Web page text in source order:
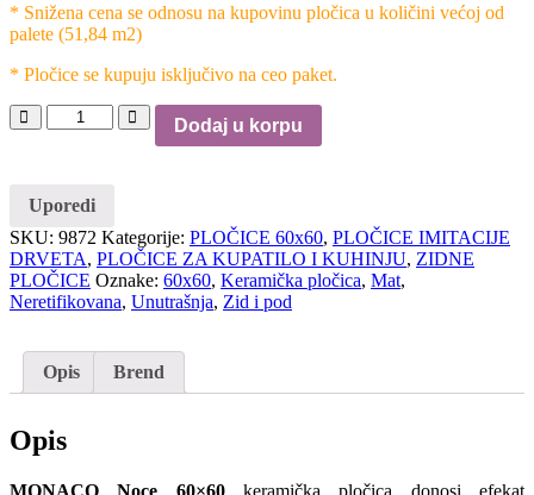
* Snižena cena se odnosu na kupovinu pločica u količini većoj od
palete (51,84 m2)
* Pločice se kupuju isključivo na ceo paket.
Dodaj u korpu
Uporedi
SKU: 9872 Kategorije: PLOČICE 60x60, PLOČICE IMITACIJE
DRVETA, PLOČICE ZA KUPATILO I KUHINJU, ZIDNE
PLOČICE Oznake: 60x60, Keramička pločica, Mat,
Neretifikovana, Unutrašnja, Zid i pod
Opis Brend
Opis
MONACO Noce 60×60keramička pločica donosi efekat